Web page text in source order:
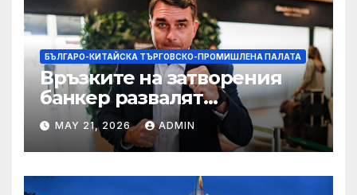
БЪЛГАРО-КИТАЙСКА ТЪРГОВСКО-ПРОМИШЛЕНА ПАЛАТА
Връзките на затворения
банкер развалят
надеждите на Флавио
Болсонаро за президент на
Бразилия
MAY 21, 2026 ADMIN